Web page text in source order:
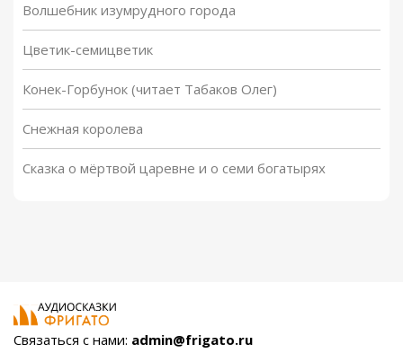
Волшебник изумрудного города
Цветик-семицветик
Конек-Горбунок (читает Табаков Олег)
Снежная королева
Сказка о мёртвой царевне и о семи богатырях
Связаться с нами: admin@frigato.ru